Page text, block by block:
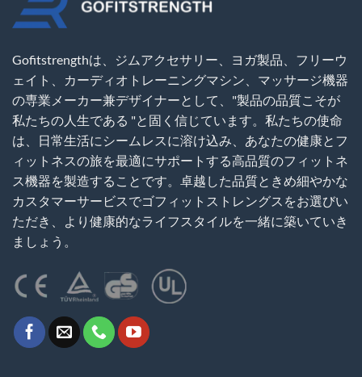
Gofitstrengthは、ジムアクセサリー、ヨガ製品、フリーウ
ェイト、カーディオトレーニングマシン、マッサージ機器
の専業メーカー兼デザイナーとして、"製品の品質こそが
私たちの人生である "と固く信じています。私たちの使命
は、日常生活にシームレスに溶け込み、あなたの健康とフ
ィットネスの旅を最適にサポートする高品質のフィットネ
ス機器を製造することです。卓越した品質ときめ細やかな
カスタマーサービスでゴフィットストレングスをお選びい
ただき、より健康的なライフスタイルを一緒に築いていき
ましょう。